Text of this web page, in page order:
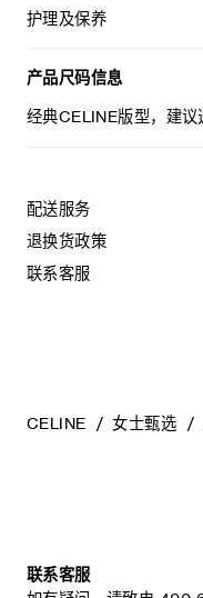
样的安全别针
罗纹饰边
编号：
护理及保养
仅使用不含漂白剂的洗衣
最高熨烫温度：110°C /
产品尺码信息
经典CELINE版型，建议
配送服务
退换货政策
联系客服
CELINE 女士甄选
联系客服